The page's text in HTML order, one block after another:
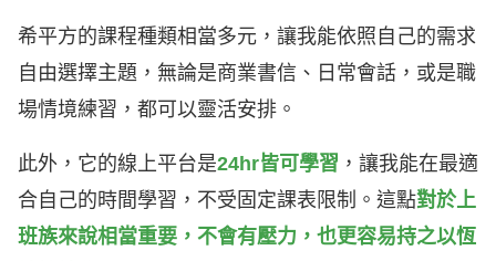
希平方的課程種類相當多元，讓我能依照自己的需求
自由選擇主題，無論是商業書信、日常會話，或是職
場情境練習，都可以靈活安排。
此外，它的線上平台是24hr皆可學習 ，讓我能在最適
合自己的時間學習，不受固定課表限制。這點對於上
班族來說相當重要，不會有壓力，也更容易持之以恆